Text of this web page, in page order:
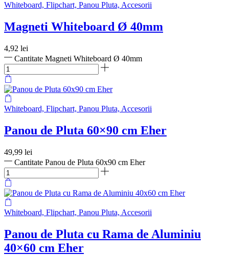
Whiteboard, Flipchart, Panou Pluta, Accesorii
Magneti Whiteboard Ø 40mm
4,92 lei
Cantitate Magneti Whiteboard Ø 40mm
Whiteboard, Flipchart, Panou Pluta, Accesorii
Panou de Pluta 60×90 cm Eher
49,99 lei
Cantitate Panou de Pluta 60x90 cm Eher
Whiteboard, Flipchart, Panou Pluta, Accesorii
Panou de Pluta cu Rama de Aluminiu
40×60 cm Eher